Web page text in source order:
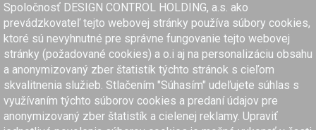
Spoločnosť DESIGN CONTROL HOLDING, a.s. ako
prevádzkovateľ tejto webovej stránky používa súbory cookies,
ktoré sú nevyhnutné pre správne fungovanie tejto webovej
stránky (požadované cookies) a o.i aj na personalizáciu obsahu
a anonymizovaný zber štatistík týchto stránok s cieľom
skvalitnenia služieb. Stlačením "Súhasím" udeľujete súhlas s
využívaním týchto súborov cookies a predaní údajov pre
anonymizovaný zber štatistík a cielenej reklamy. Upraviť